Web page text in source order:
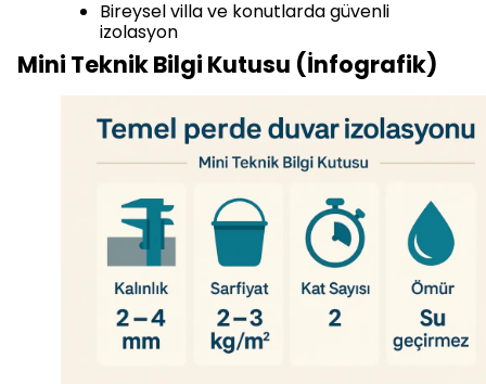
Bireysel villa ve konutlarda güvenli
izolasyon
Mini Teknik Bilgi Kutusu (İnfografik)